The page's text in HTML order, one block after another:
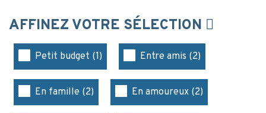
AFFINEZ VOTRE SÉLECTION
Petit budget (1) Entre amis (2)
En famille (2) En amoureux (2)